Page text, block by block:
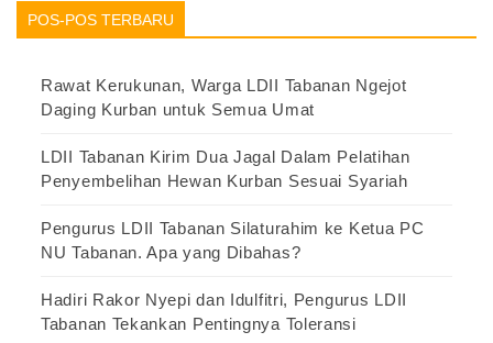
POS-POS TERBARU
Rawat Kerukunan, Warga LDII Tabanan Ngejot
Daging Kurban untuk Semua Umat
LDII Tabanan Kirim Dua Jagal Dalam Pelatihan
Penyembelihan Hewan Kurban Sesuai Syariah
Pengurus LDII Tabanan Silaturahim ke Ketua PC
NU Tabanan. Apa yang Dibahas?
Hadiri Rakor Nyepi dan Idulfitri, Pengurus LDII
Tabanan Tekankan Pentingnya Toleransi